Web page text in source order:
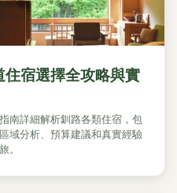
宿選擇全攻略與實
南詳細解析釧路各類住宿，包
域分析、預算建議和真實經驗
。